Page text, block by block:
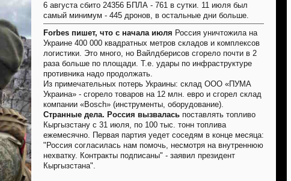
6 августа сбито 24356 БПЛА - 761 в сутки. 11 июля был
самый минимум - 445 дронов, в остальные дни больше.
Forbes пишет, что с начала июля Россия уничтожила на
Украине 400 000 квадратных метров складов и комплексов
логистики. Это много, но Вайлдберисов сгорело почти в 2
раза больше по площади. Т.е. удары по инфраструктуре
противника надо продолжать.
Из примечательных потерь Украины: склад ООО «ПУМА
Украина» - сгорело товаров на 12 млн. евро и сгорел склад
компании «Bosch» (инструменты, оборудование).
Странные дела. Россия вызвалась поставлять топливо
Кыргызстану с 31 июля, по 100 тыс. тонн топлива
ежемесячно. Первая партия уедет соседям в конце месяца:
"Россия согласилась нам помочь, несмотря на внутреннюю
нехватку. Контракты подписаны" - заявил президент
Кыргызстана".